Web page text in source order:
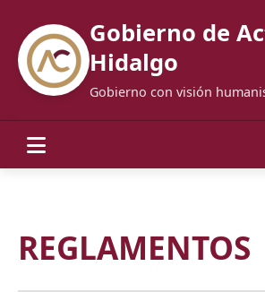
Gobierno de
Hidalgo
Gobierno con visión
REGLAMENTOS